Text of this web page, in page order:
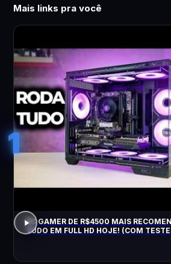
Mais links pra você
1
PC GAMER DE R$4500 MAIS
TUDO EM FULL HD HOJE! (COM